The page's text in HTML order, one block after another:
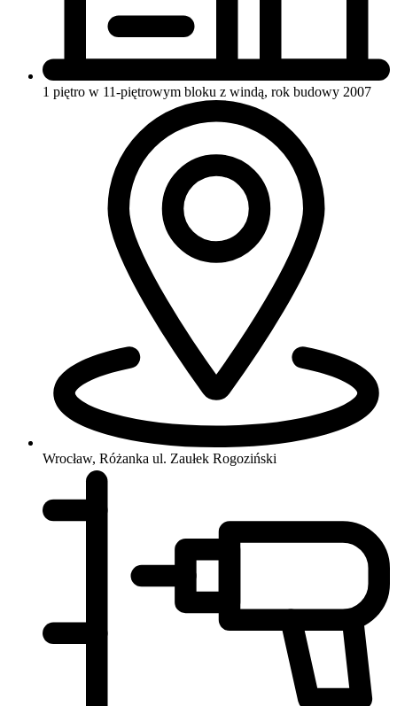
1 piętro w 11-piętrowym bloku z windą, rok budowy 2007
Wrocław, Różanka ul. Zaułek Rogoziński